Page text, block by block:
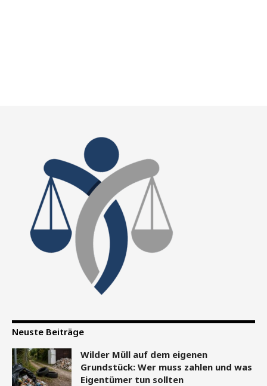
Neuste Beiträge
Wilder Müll auf dem eigenen
Grundstück: Wer muss zahlen und was
Eigentümer tun sollten